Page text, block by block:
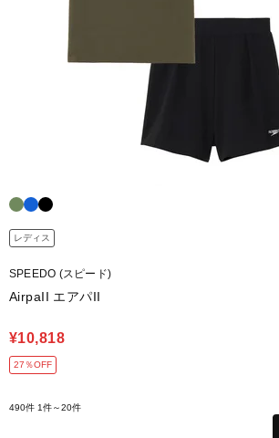
レディス
SPEEDO (スピード)
AirpaII エアパII
¥10,818
27％OFF
490件 1件～20件